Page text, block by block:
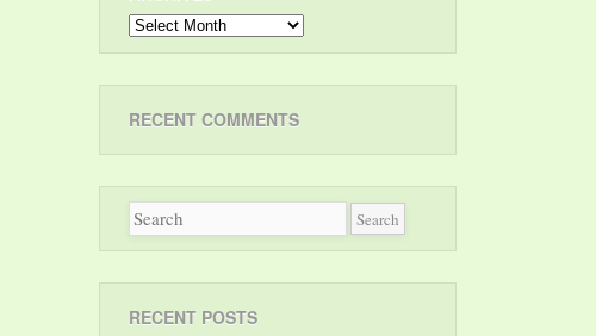
Archives
RECENT COMMENTS
RECENT POSTS